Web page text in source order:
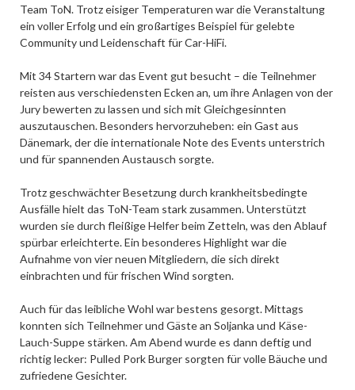
Team ToN. Trotz eisiger Temperaturen war die Veranstaltung
ein voller Erfolg und ein großartiges Beispiel für gelebte
Community und Leidenschaft für Car-HiFi.
Mit 34 Startern war das Event gut besucht – die Teilnehmer
reisten aus verschiedensten Ecken an, um ihre Anlagen von der
Jury bewerten zu lassen und sich mit Gleichgesinnten
auszutauschen. Besonders hervorzuheben: ein Gast aus
Dänemark, der die internationale Note des Events unterstrich
und für spannenden Austausch sorgte.
Trotz geschwächter Besetzung durch krankheitsbedingte
Ausfälle hielt das ToN-Team stark zusammen. Unterstützt
wurden sie durch fleißige Helfer beim Zetteln, was den Ablauf
spürbar erleichterte. Ein besonderes Highlight war die
Aufnahme von vier neuen Mitgliedern, die sich direkt
einbrachten und für frischen Wind sorgten.
Auch für das leibliche Wohl war bestens gesorgt. Mittags
konnten sich Teilnehmer und Gäste an Soljanka und Käse-
Lauch-Suppe stärken. Am Abend wurde es dann deftig und
richtig lecker: Pulled Pork Burger sorgten für volle Bäuche und
zufriedene Gesichter.